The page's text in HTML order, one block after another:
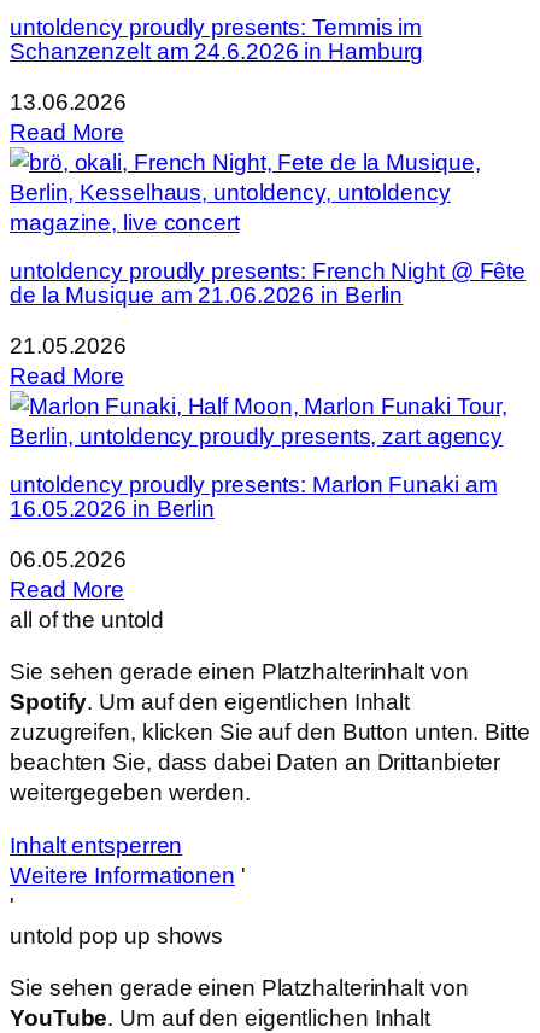
untoldency proudly presents: Temmis im
Schanzenzelt am 24.6.2026 in Hamburg
13.06.2026
Read More
untoldency proudly presents: French Night @ Fête
de la Musique am 21.06.2026 in Berlin
21.05.2026
Read More
untoldency proudly presents: Marlon Funaki am
16.05.2026 in Berlin
06.05.2026
Read More
all of the untold
Sie sehen gerade einen Platzhalterinhalt von
Spotify. Um auf den eigentlichen Inhalt
zuzugreifen, klicken Sie auf den Button unten. Bitte
beachten Sie, dass dabei Daten an Drittanbieter
weitergegeben werden.
Inhalt entsperren
Weitere Informationen '
'
untold pop up shows
Sie sehen gerade einen Platzhalterinhalt von
YouTube. Um auf den eigentlichen Inhalt